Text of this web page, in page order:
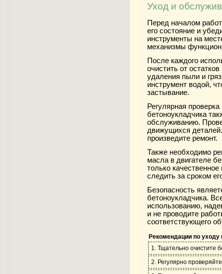
Уход и
Перед началом
его состояние и
инструменты на
механизмы
После каждого
очистить от
удаления пыли и
инструмент водой,
застывание.
Регулярная
бетоноукладчика
обслуживанию.
движущихся
произведите ремонт.
Также необходимо
масла в двигателе
только
следить за сроком
Безопасность
бетоноукладчика.
использованию,
и не проводите
соответствующего
Рекомендации по
1. Тщательно очистите
2. Регулярно